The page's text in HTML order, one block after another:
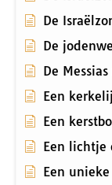
De
De
De
Een
Een
Een lichtje
Een unieke